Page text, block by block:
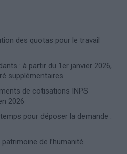
des quotas pour le travail
: à partir du 1er janvier 2026,
supplémentaires
de cotisations INPS
2026
pour déposer la demande :
de l’humanité